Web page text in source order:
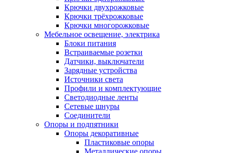
Крючки двухрожковые
Крючки трёхрожковые
Крючки многорожковые
Мебельное освещение, электрика
Блоки питания
Встраиваемые розетки
Датчики, выключатели
Зарядные устройства
Источники света
Профили и комплектующие
Светодиодные ленты
Сетевые шнуры
Соединители
Опоры и подпятники
Опоры декоративные
Пластиковые опоры
Металлические опоры